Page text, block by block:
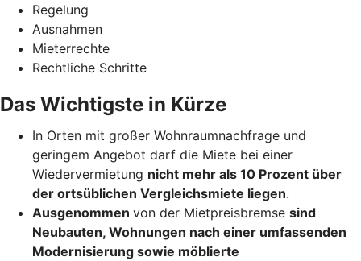
Regelung
Ausnahmen
Mieterrechte
Rechtliche Schritte
Das Wichtigste in Kürze
In Orten mit großer Wohnraumnachfrage und
geringem Angebot darf die Miete bei einer
Wiedervermietung nicht mehr als 10 Prozent über
der ortsüblichen Vergleichsmiete liegen.
Ausgenommen von der Mietpreisbremse sind
Neubauten, Wohnungen nach einer umfassenden
Modernisierung sowie möblierte